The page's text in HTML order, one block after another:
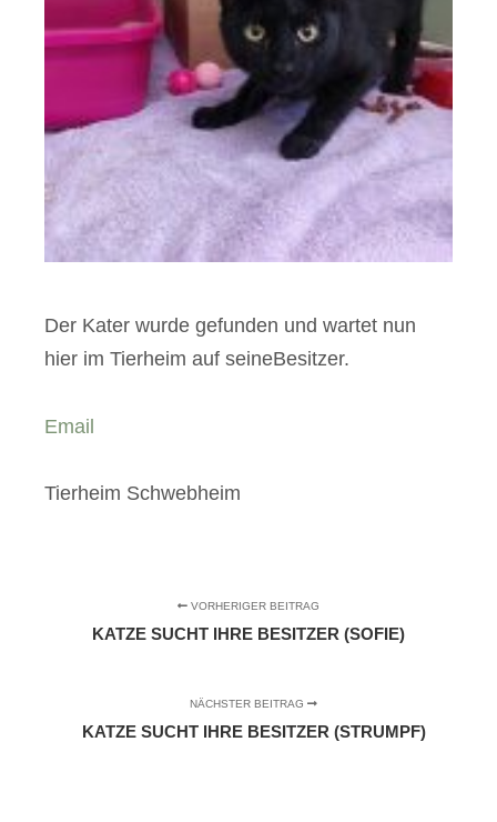
Der Kater wurde gefunden und wartet nun
hier im Tierheim auf seineBesitzer.
Email
Tierheim Schwebheim
VORHERIGER BEITRAG
KATZE SUCHT IHRE BESITZER (SOFIE)
NÄCHSTER BEITRAG
KATZE SUCHT IHRE BESITZER (STRUMPF)